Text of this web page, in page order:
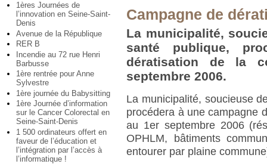
1ères Journées de
l’innovation en Seine-Saint-
Denis
Avenue de la République
RER B
Incendie au 72 rue Henri
Barbusse
1ère rentrée pour Anne
Sylvestre
1ère journée du Babysitting
1ère Journée d’information
sur le Cancer Colorectal en
Seine-Saint-Denis
1 500 ordinateurs offert en
faveur de l’éducation et
l’intégration par l’accès à
l’informatique !
Campagne de
La municipalité,
santé publique,
dératisation de la
septembre 2006.
La municipalité, soucieuse
procédera à une campagne
au 1er septembre 2006
OPHLM, bâtiments
entourer par plaine